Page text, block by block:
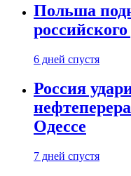
Польша
6 дней спустя
Россия
Одессе
7 дней спустя